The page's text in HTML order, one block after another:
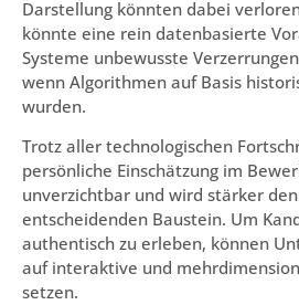
Darstellung könnten dabei
könnte eine rein datenbasierte
Systeme unbewusste
wenn Algorithmen auf Basis
wurden.
Trotz aller technologischen
persönliche Einschätzung im
unverzichtbar und wird stärker
entscheidenden Baustein. Um
authentisch zu erleben, können
auf interaktive und
setzen.